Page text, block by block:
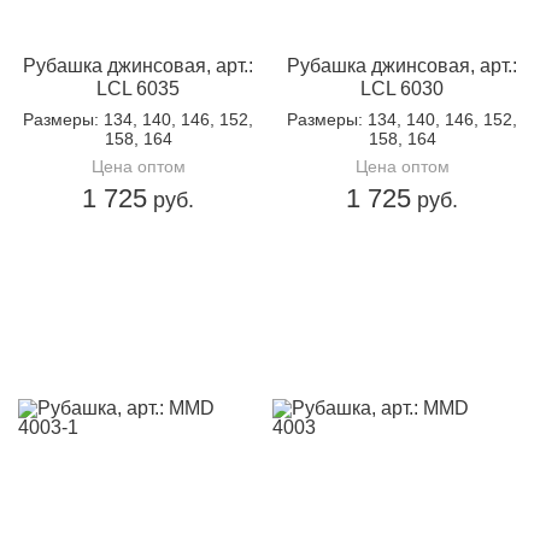
Доп.параметр 2: текстиль
Рубашка джинсовая, арт.:
LCL 6035
Размеры: 134, 140, 146, 152,
158, 164
Цена оптом
1 725 руб.
Рубашка джинсовая, арт.:
LCL 6030
Размеры: 134, 140, 146, 152,
158, 164
Цена оптом
1 725 руб.